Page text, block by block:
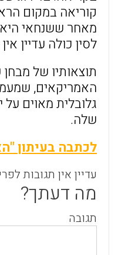
קוריאה במקום
מאחר ששנחאי
לסין כולה עדיין
תוצאותיו של
האמריקאים,
גלובלית מאוים על
שלה.
לכתבה בעיתון
עדיין אין תגובות
מה דעתך?
תגובה